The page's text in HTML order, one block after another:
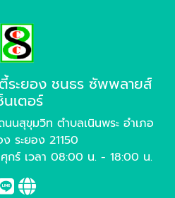
ระยอง ชนธร ซัพพลายส์
นเตอร์
นสุขุมวิท ตำบลเนินพระ อำเภอ
ง ระยอง 21150
กร์ เวลา 08:00 น. - 18:00 น.